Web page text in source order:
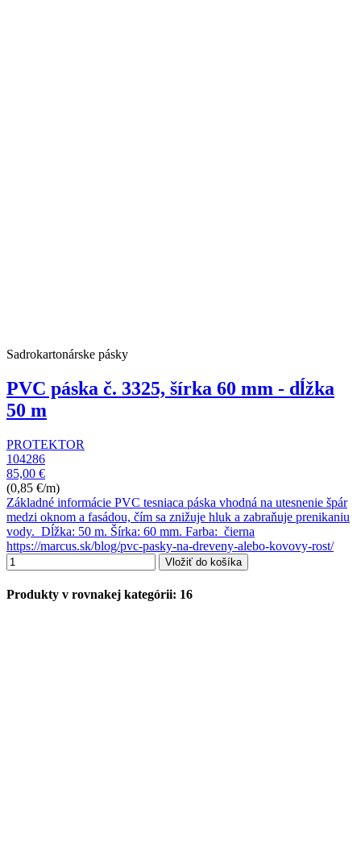
Sadrokartonárske pásky
PVC páska č. 3325, šírka 60 mm - dĺžka
50 m
PROTEKTOR
104286
85,00 €
(0,85 €/m)
Základné informácie PVC tesniaca páska vhodná na utesnenie špár
medzi oknom a fasádou, čím sa znižuje hluk a zabraňuje prenikaniu
vody. Dĺžka: 50 m. Šírka: 60 mm. Farba: čierna
https://marcus.sk/blog/pvc-pasky-na-dreveny-alebo-kovovy-rost/
Vložiť do košíka
Produkty v rovnakej kategórii: 16